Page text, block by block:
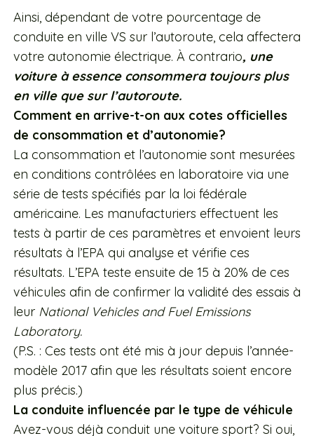
Ainsi, dépendant de votre pourcentage de
conduite en ville VS sur l’autoroute, cela affectera
votre autonomie électrique. À contrario, une
voiture à essence consommera toujours plus
en ville que sur l’autoroute.
Comment en arrive-t-on aux cotes officielles
de consommation et d’autonomie?
La consommation et l’autonomie sont mesurées
en conditions contrôlées en laboratoire via une
série de tests spécifiés par la loi fédérale
américaine. Les manufacturiers effectuent les
tests à partir de ces paramètres et envoient leurs
résultats à l’EPA qui analyse et vérifie ces
résultats. L’EPA teste ensuite de 15 à 20% de ces
véhicules afin de confirmer la validité des essais à
leur National Vehicles and Fuel Emissions
Laboratory.
(P.S. : Ces tests ont été mis à jour depuis l’année-
modèle 2017 afin que les résultats soient encore
plus précis.)
La conduite influencée par le type de véhicule
Avez-vous déjà conduit une voiture sport? Si oui,